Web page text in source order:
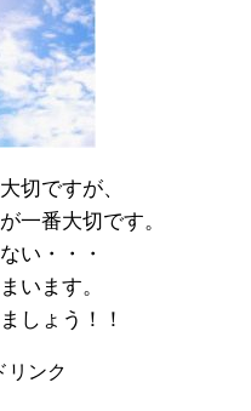
切ですが、
一番大切です。
い・・・
います。
しょう！！
リンク